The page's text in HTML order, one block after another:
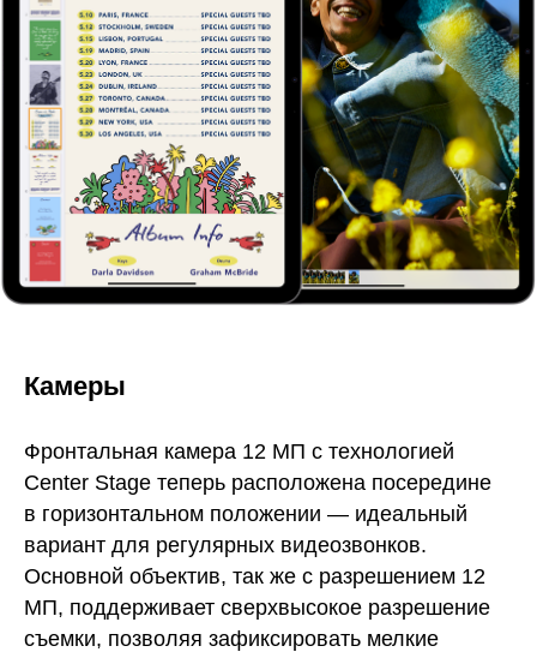
Камеры
Фронтальная камера 12 МП с технологией
Center Stage теперь расположена посередине
в горизонтальном положении — идеальный
вариант для регулярных видеозвонков.
Основной объектив, так же с разрешением 12
МП, поддерживает сверхвысокое разрешение
съемки, позволяя зафиксировать мелкие